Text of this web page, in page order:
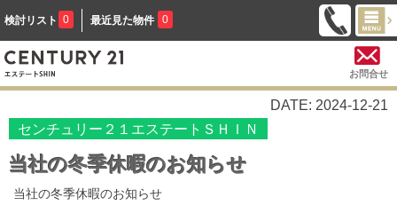
検討リスト 0 最近見た物件 0
お問合せ
DATE: 2024-12-21
センチュリー２１エステートＳＨＩＮ
当社の冬季休暇のお知らせ
当社の冬季休暇のお知らせ